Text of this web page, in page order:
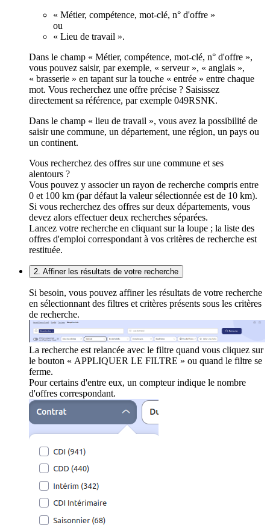
« Métier, compétence, mot-clé, n° d'offre »
ou
« Lieu de travail ».
Dans le champ « Métier, compétence, mot-clé, n° d'offre »,
vous pouvez saisir, par exemple, « serveur », « anglais »,
« brasserie » en tapant sur la touche « entrée » entre chaque
mot. Vous recherchez une offre précise ? Saisissez
directement sa référence, par exemple 049RSNK.
Dans le champ « lieu de travail », vous avez la possibilité de
saisir une commune, un département, une région, un pays ou
un continent.
Vous recherchez des offres sur une commune et ses
alentours ?
Vous pouvez y associer un rayon de recherche compris entre
0 et 100 km (par défaut la valeur sélectionnée est de 10 km).
Si vous recherchez des offres sur deux départements, vous
devez alors effectuer deux recherches séparées.
Lancez votre recherche en cliquant sur la loupe ; la liste des
offres d'emploi correspondant à vos critères de recherche est
restituée.
2. Affiner les résultats de votre recherche
Si besoin, vous pouvez affiner les résultats de votre recherche
en sélectionnant des filtres et critères présents sous les critères
de recherche.
La recherche est relancée avec le filtre quand vous cliquez sur
le bouton « APPLIQUER LE FILTRE » ou quand le filtre se
ferme.
Pour certains d'entre eux, un compteur indique le nombre
d'offres correspondant.